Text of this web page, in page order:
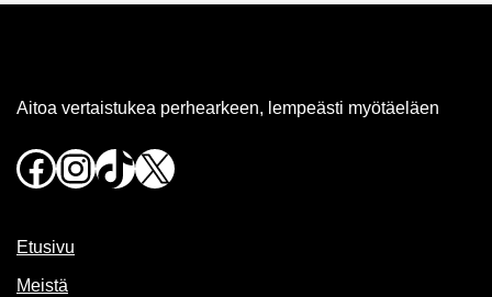
Aitoa vertaistukea perhearkeen, lempeästi myötäeläen
Facebook
Instagram
TikTok
X
Etusivu
Meistä